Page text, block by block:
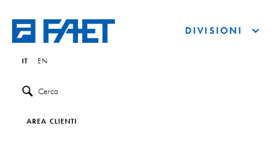
IT EN
Cerca
AREA CLIENTI
DIVISIONI